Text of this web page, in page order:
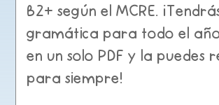
b
o
o
k
A
p
p
Li
n
k
a
rt
ir
B2+ según el MCRE.
gramática para todo el
en un solo PDF y la puedes
para siempre!